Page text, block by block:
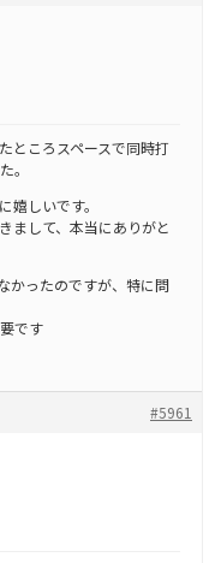
ところスペースで同時打
。
嬉しいです。
まして、本当にありがと
かったのですが、特に問
です
#5961